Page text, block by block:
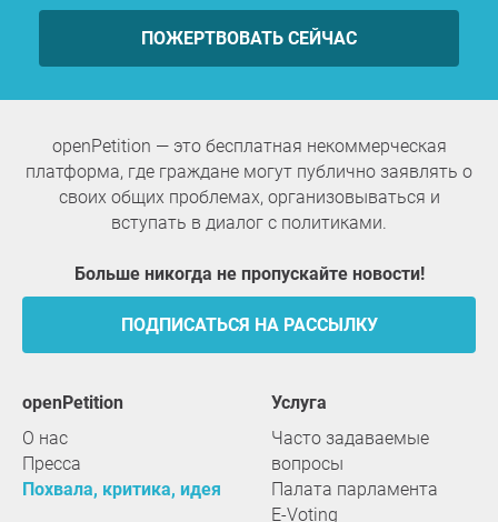
ПОЖЕРТВОВАТЬ СЕЙЧАС
openPetition — это бесплатная некоммерческая
платформа, где граждане могут публично заявлять о
своих общих проблемах, организовываться и
вступать в диалог с политиками.
Больше никогда не пропускайте новости!
ПОДПИСАТЬСЯ НА РАССЫЛКУ
openPetition
О нас
Пресса
Похвала, критика, идея
услуга
Часто задаваемые
вопросы
Палата парламента
E-Voting